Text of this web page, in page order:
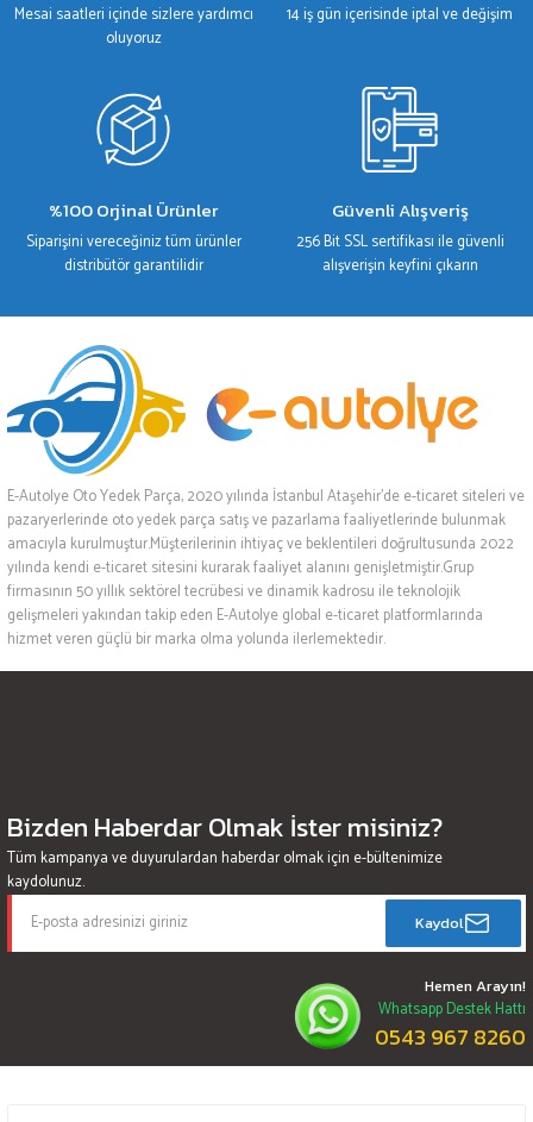
Mesai saatleri içinde sizlere yardımcı
oluyoruz
14 iş gün içerisinde iptal ve değişim
%100 Orjinal Ürünler
Siparişini vereceğiniz tüm ürünler
distribütör garantilidir
Güvenli Alışveriş
256 Bit SSL sertifikası ile güvenli
alışverişin keyfini çıkarın
E-Autolye Oto Yedek Parça, 2020 yılında İstanbul Ataşehir’de e-ticaret siteleri ve
pazaryerlerinde oto yedek parça satış ve pazarlama faaliyetlerinde bulunmak
amacıyla kurulmuştur.Müşterilerinin ihtiyaç ve beklentileri doğrultusunda 2022
yılında kendi e-ticaret sitesini kurarak faaliyet alanını genişletmiştir.Grup
firmasının 50 yıllık sektörel tecrübesi ve dinamik kadrosu ile teknolojik
gelişmeleri yakından takip eden E-Autolye global e-ticaret platformlarında
hizmet veren güçlü bir marka olma yolunda ilerlemektedir.
Bizden Haberdar Olmak İster misiniz?
Tüm kampanya ve duyurulardan haberdar olmak için e-bültenimize
kaydolunuz.
Kaydol
Hemen Arayın!
Whatsapp Destek Hattı
0543 967 8260